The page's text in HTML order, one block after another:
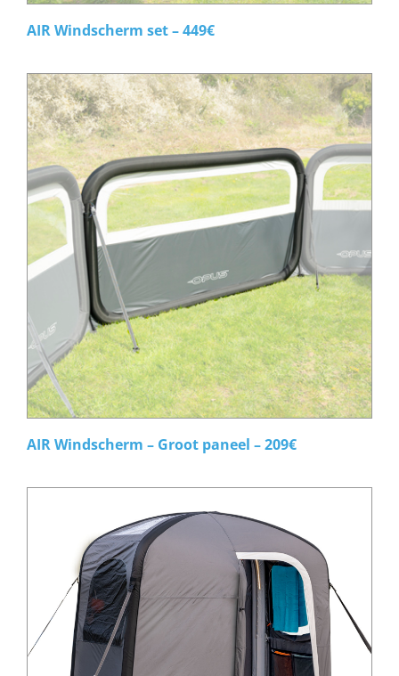
AIR Windscherm set – 449€
AIR Windscherm – Groot paneel – 209€